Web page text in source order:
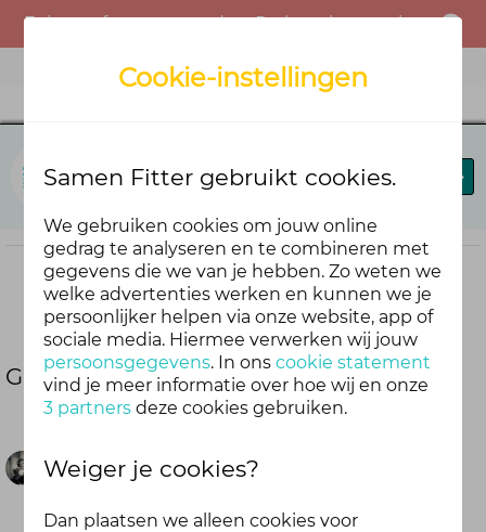
Samen Fitter
Deel deze blog
Gezond leven: de makkelijke marathon
DouweAnema
Cookie-instellingen
Samen Fitter gebruikt cookies.
We gebruiken cookies om jouw online
gedrag te analyseren en te combineren met
gegevens die we van je hebben. Zo weten we
welke advertenties werken en kunnen we je
persoonlijker helpen via onze website, app of
sociale media. Hiermee verwerken wij jouw
persoonsgegevens. In onscookie statement
vind je meer informatie over hoe wij en onze
3 partners deze cookies gebruiken.
Weiger je cookies?
Dan plaatsen we alleen cookies voor
Er is een fout opgetreden. Probeer het opnieuw of neem contact op met de beheerder.